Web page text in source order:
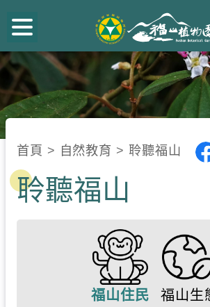
到
主
要
內
容
區
:::
首頁 > 自然教育 > 聆聽福山
聆聽福山
福山住民 福山生